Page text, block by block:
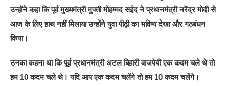
उन्होंने कहा कि पूर्व मुख्यमंत्री मुफ्ती मोहम्मद सईद ने प्रधानमंत्री नरेंद्र मोदी से
आज के लिए हाथ नहीं मिलाया उन्होंने युवा पीढ़ी का भविष्य देखा और गठबंधन
किया।
उनका कहना था कि पूर्व प्रधानमंत्री अटल बिहारी वाजपेयी एक कदम चले थे तो
हम 10 कदम चले थे। यदि आप एक कदम चलेंगे तो हम 10 कदम चलेंगे।